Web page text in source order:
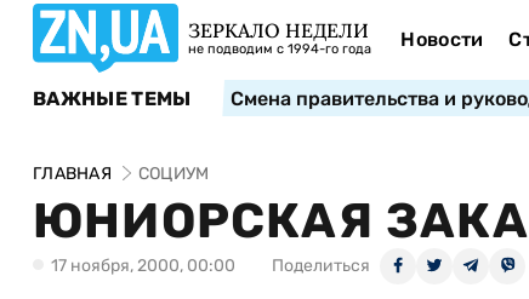
ЗЕРКАЛО НЕДЕЛИ
не подводим с 1994-го года Новости
ВАЖНЫЕ ТЕМЫ Смена правительства и
ГЛАВНАЯ СОЦИУМ
ЮНИОРСКАЯ
17 ноября, 2000, 00:00 Поделиться